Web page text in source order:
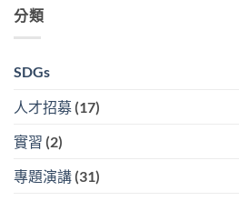
分類
SDGs
人才招募 (17)
實習 (2)
專題演講 (31)